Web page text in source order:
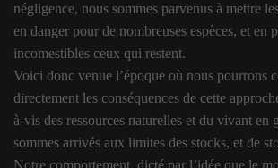
négligence, nous sommes parvenus à mettre
en danger pour de nombreuses espèces, et en
incomestibles ceux qui restent.
Voici donc venue l’époque où nous pourrons
directement les conséquences de cette
à-vis des ressources naturelles et du vivant en
sommes arrivés aux limites des stocks, et de
Notre comportement, dicté par l’idée que le